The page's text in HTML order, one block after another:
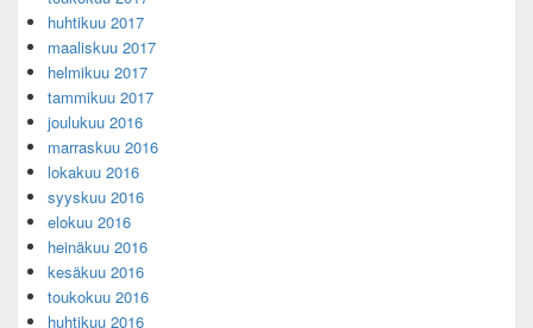
huhtikuu 2017
maaliskuu 2017
helmikuu 2017
tammikuu 2017
joulukuu 2016
marraskuu 2016
lokakuu 2016
syyskuu 2016
elokuu 2016
heinäkuu 2016
kesäkuu 2016
toukokuu 2016
huhtikuu 2016